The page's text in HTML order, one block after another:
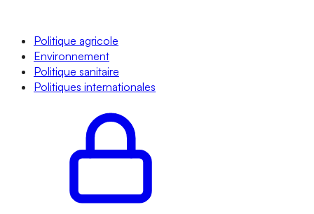
Politique agricole
Environnement
Politique sanitaire
Politiques internationales